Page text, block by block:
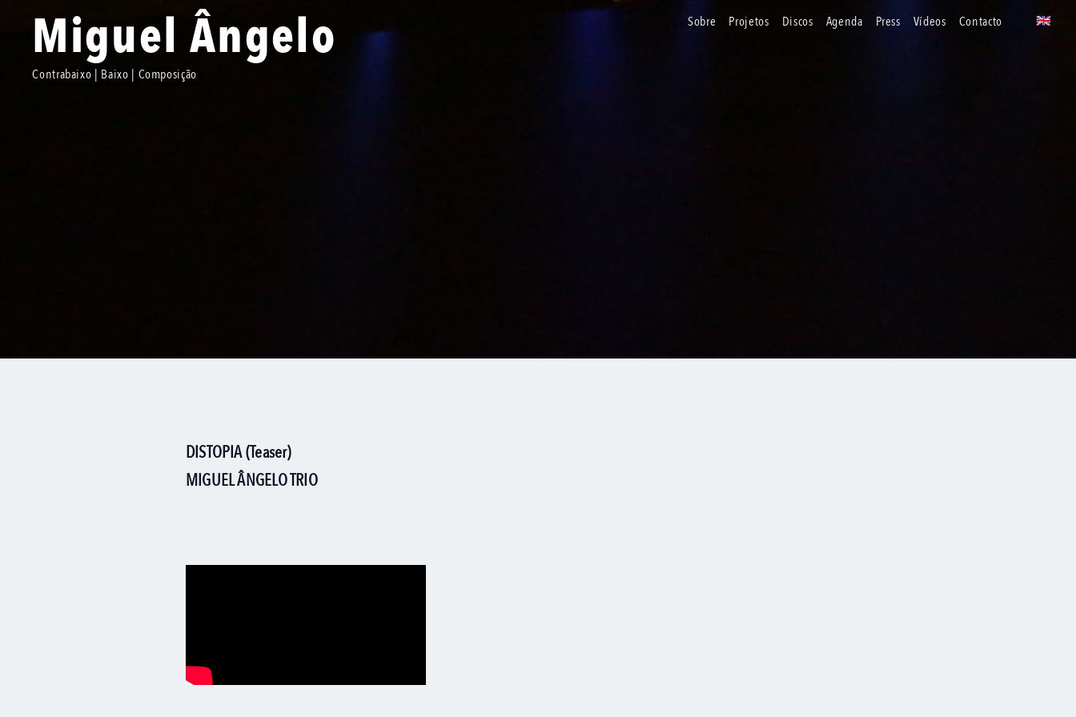
sobre projetos discos agenda press vídeos contacto 🇬🇧
uk
Miguel Ângelo
Contrabaixo | Baixo | Composição
DISTOPIA (teaser)
MIGUEL ÂNGELO TRIO